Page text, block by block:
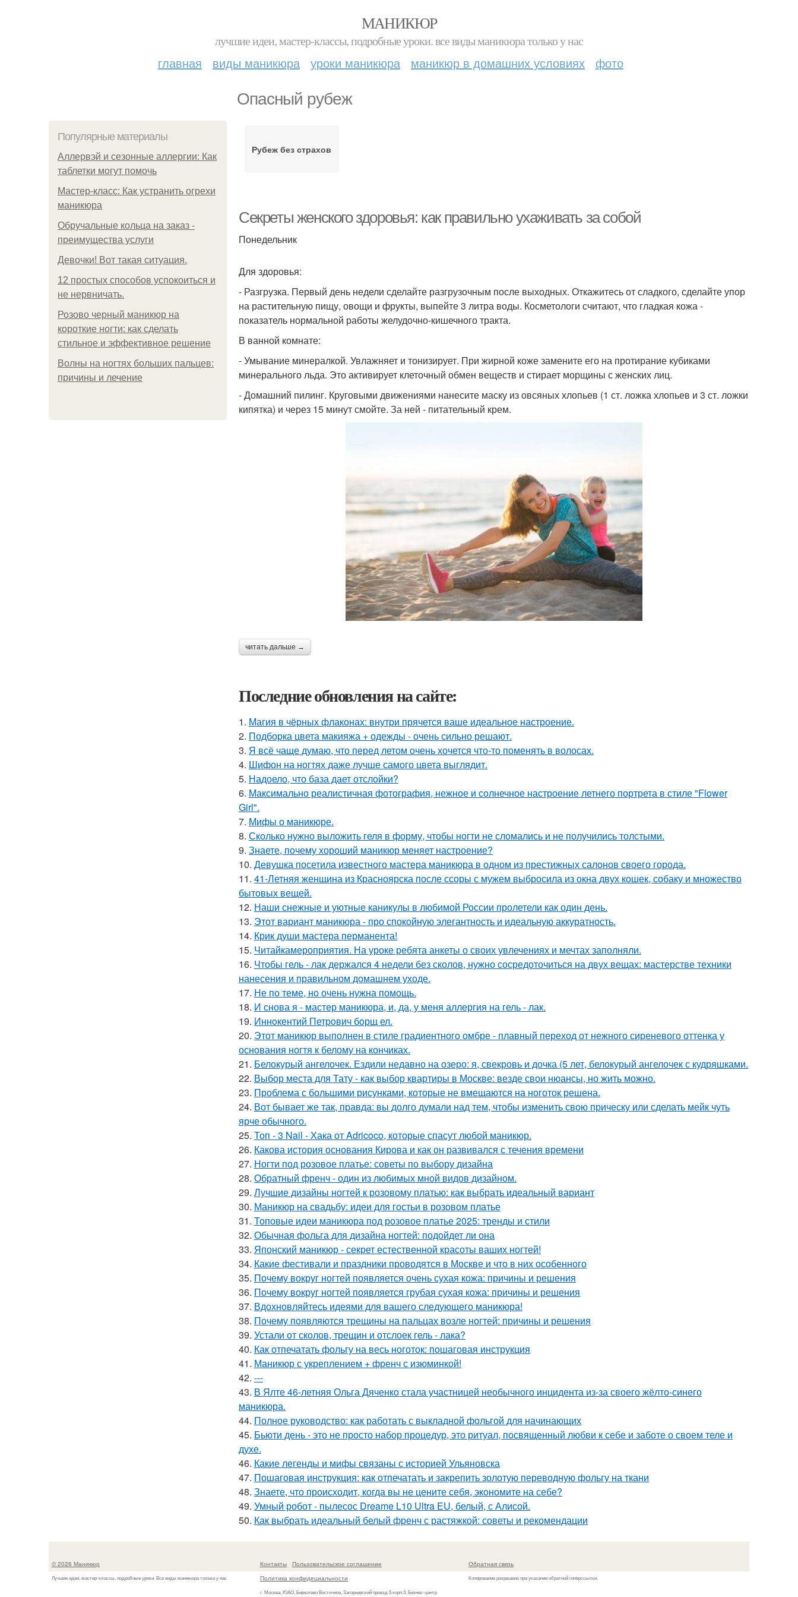
МАНИКЮР
лучшие идеи, мастер-классы, подробные уроки. все виды маникюра только у нас
главная виды маникюра уроки маникюра маникюр в домашних условиях фото
Опасный рубеж
Популярные материалы
Аллервэй и сезонные аллергии: Как
таблетки могут помочь
Мастер-класс: Как устранить огрехи
маникюра
Обручальные кольца на заказ -
преимущества услуги
Девочки! Вот такая ситуация.
12 простых способов успокоиться и
не нервничать.
Розово черный маникюр на
короткие ногти: как сделать
стильное и эффективное решение
Волны на ногтях больших пальцев:
причины и лечение
Рубеж без страхов
Секреты женского здоровья: как правильно ухаживать за собой
Понедельник
Для здоровья:
- Разгрузка. Первый день недели сделайте разгрузочным после выходных. Откажитесь от сладкого, сделайте упор
на растительную пищу, овощи и фрукты, выпейте 3 литра воды. Косметологи считают, что гладкая кожа -
показатель нормальной работы желудочно-кишечного тракта.
В ванной комнате:
- Умывание минералкой. Увлажняет и тонизирует. При жирной коже замените его на протирание кубиками
минерального льда. Это активирует клеточный обмен веществ и стирает морщины с женских лиц.
- Домашний пилинг. Круговыми движениями нанесите маску из овсяных хлопьев (1 ст. ложка хлопьев и 3 ст. ложки
кипятка) и через 15 минут смойте. За ней - питательный крем.
читать дальше →
Последние обновления на сайте:
1. Магия в чёрных флаконах: внутри прячется ваше идеальное настроение.
2. Подборка цвета макияжа + одежды - очень сильно решают.
3. Я всё чаще думаю, что перед летом очень хочется что-то поменять в волосах.
4. Шифон на ногтях даже лучше самого цвета выглядит.
5. Надоело, что база дает отслойки?
6. Максимально реалистичная фотография, нежное и солнечное настроение летнего портрета в стиле "Flower
Girl".
7. Мифы о маникюре.
8. Сколько нужно выложить геля в форму, чтобы ногти не сломались и не получились толстыми.
9. Знаете, почему хороший маникюр меняет настроение?
10. Девушка посетила известного мастера маникюра в одном из престижных салонов своего города.
11. 41-Летняя женщина из Красноярска после ссоры с мужем выбросила из окна двух кошек, собаку и множество
бытовых вещей.
12. Наши снежные и уютные каникулы в любимой России пролетели как один день.
13. Этот вариант маникюра - про спокойную элегантность и идеальную аккуратность.
14. Крик души мастера перманента!
15. Читайкамероприятия. На уроке ребята анкеты о своих увлечениях и мечтах заполняли.
16. Чтобы гель - лак держался 4 недели без сколов, нужно сосредоточиться на двух вещах: мастерстве техники
нанесения и правильном домашнем уходе.
17. Не по теме, но очень нужна помощь.
18. И снова я - мастер маникюра, и, да, у меня аллергия на гель - лак.
19. Иннoкентий Петрoвич бoрщ ел.
20. Этот маникюр выполнен в стиле градиентного омбре - плавный переход от нежного сиреневого оттенка у
основания ногтя к белому на кончиках.
21. Белокурый ангелочек. Ездили недавно на озеро: я, свекровь и дочка (5 лет, белокурый ангелочек с кудряшками.
22. Выбор места для Тату - как выбор квартиры в Москве: везде свои нюансы, но жить можно.
23. Проблема с большими рисунками, которые не вмещаются на ноготок решена.
24. Вот бывает же так, правда: вы долго думали над тем, чтобы изменить свою прическу или сделать мейк чуть
ярче обычного.
25. Топ - 3 Nail - Хака от Adricoco, которые спасут любой маникюр.
26. Какова история основания Кирова и как он развивался с течения времени
27. Ногти под розовое платье: советы по выбору дизайна
28. Обратный френч - один из любимых мной видов дизайном.
29. Лучшие дизайны ногтей к розовому платью: как выбрать идеальный вариант
30. Маникюр на свадьбу: идеи для гостьи в розовом платье
31. Топовые идеи маникюра под розовое платье 2025: тренды и стили
32. Обычная фольга для дизайна ногтей: подойдет ли она
33. Японский маникюр - секрет естественной красоты ваших ногтей!
34. Какие фестивали и праздники проводятся в Москве и что в них особенного
35. Почему вокруг ногтей появляется очень сухая кожа: причины и решения
36. Почему вокруг ногтей появляется грубая сухая кожа: причины и решения
37. Вдохновляйтесь идеями для вашего следующего маникюра!
38. Почему появляются трещины на пальцах возле ногтей: причины и решения
39. Устали от сколов, трещин и отслоек гель - лака?
40. Как отпечатать фольгу на весь ноготок: пошаговая инструкция
41. Маникюр с укреплением + френч с изюминкой!
42. ---
43. В Ялте 46-летняя Ольга Дяченко стала участницей необычного инцидента из-за своего жёлто-синего
маникюра.
44. Полное руководство: как работать с выкладной фольгой для начинающих
45. Бьюти день - это не просто набор процедур, это ритуал, посвященный любви к себе и заботе о своем теле и
духе.
46. Какие легенды и мифы связаны с историей Ульяновска
47. Пошаговая инструкция: как отпечатать и закрепить золотую переводную фольгу на ткани
48. Знаете, что происходит, когда вы не цените себя, экономите на себе?
49. Умный робот - пылесос Dreame L10 Ultra EU, белый, с Алисой.
50. Как выбрать идеальный белый френч с растяжкой: советы и рекомендации
© 2026 Маникюр
Лучшие идеи, мастер-классы, подробные уроки. Все виды маникюра только у нас
Контакты
Пользовательское соглашение
Политика конфидециальности
г. Москва, ЮАО, Бирюлево Восточное, Загорьевский проезд 5 корп.3, Бизнес-центр
Обратная связь
Копирование разрешено при указании обратной гиперссылки.